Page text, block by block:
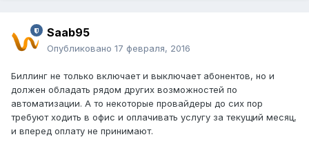
Saab95
Опубликовано 17 февраля, 2016
Биллинг не только включает и выключает абонентов, но и
должен обладать рядом других возможностей по
автоматизации. А то некоторые провайдеры до сих пор
требуют ходить в офис и оплачивать услугу за текущий месяц,
и вперед оплату не принимают.